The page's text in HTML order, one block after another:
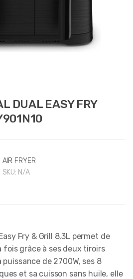
DUAL EASY FRY
AIR FRYER
SKU: N/A
Fry & Grill 8,3L permet de
fois grâce à ses deux tiroirs
de 2700W, ses 8
et sa cuisson sans huile, elle